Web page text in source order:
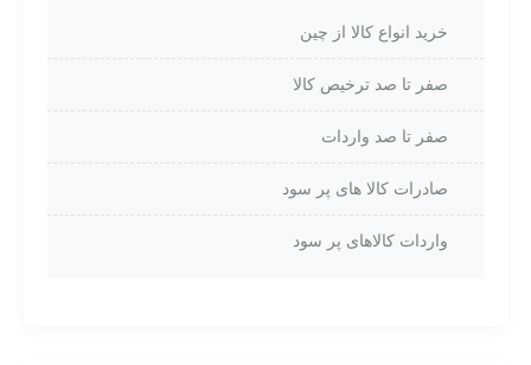
خرید انواع کالا از چین
صفر تا صد ترخیص کالا
صفر تا صد واردات
صادرات کالا های پر سود
واردات کالاهای پر سود